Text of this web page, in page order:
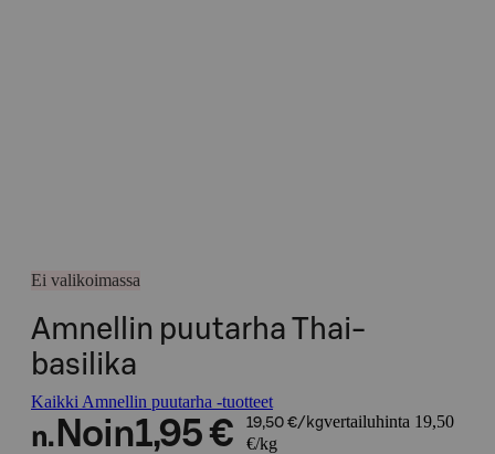
Ei valikoimassa
Amnellin puutarha Thai-
basilika
Kaikki Amnellin puutarha -tuotteet
n. Noin1,95 € 19,50 €/kgvertailuhinta 19,50
€/kg